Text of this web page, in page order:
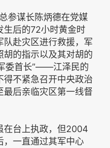
参谋长陈炳德在党媒
生后的72小时黄金时
队赴灾区进行救援，军
胡的指示以及其对胡的
委首长”——江泽民的
不紧急召开中央政治
最后亲临灾区第一线督
在台上执政，但2004
，一直通过其军中心